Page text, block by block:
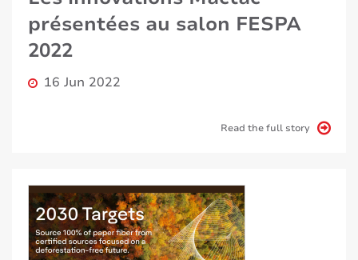
présentées au salon FESPA
2022
16 Jun 2022
Read the full story